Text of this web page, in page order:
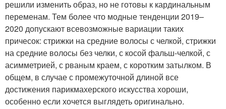
решили изменить образ, но не готовы к кардинальным
переменам. Тем более что модные тенденции 2019–
2020 допускают всевозможные вариации таких
причесок: стрижки на средние волосы с челкой, стрижки
на средние волосы без челки, с косой фальш-челкой, с
асимметрией, с рваным краем, с коротким затылком. В
общем, в случае с промежуточной длиной все
достижения парикмахерского искусства хороши,
особенно если хочется выглядеть оригинально.